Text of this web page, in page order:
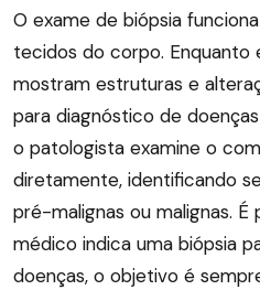
O exame de biópsia
tecidos do corpo. Enquanto
mostram estruturas e
para diagnóstico de
o patologista examine o
diretamente, identificando
pré-malignas ou malignas. É
médico indica uma biópsia
doenças, o objetivo é